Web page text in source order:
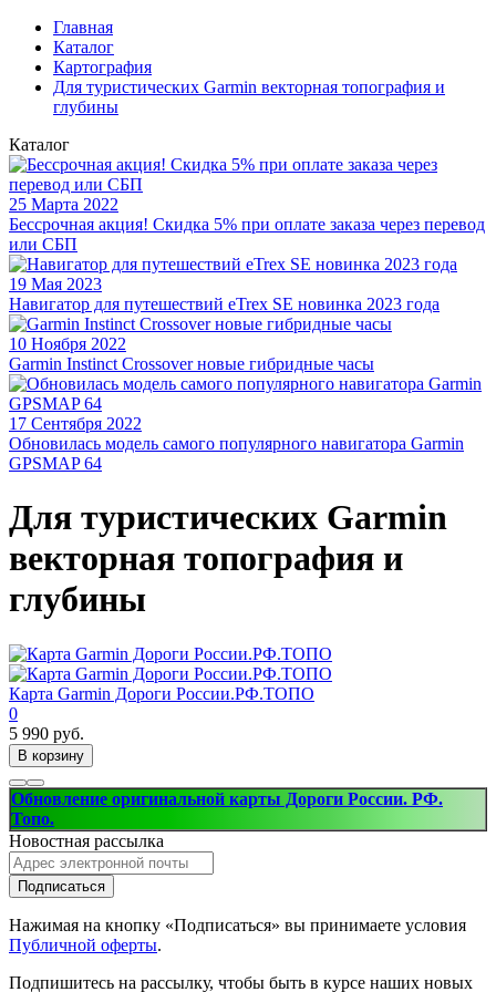
Главная
Каталог
Картография
Для туристических Garmin векторная топография и
глубины
Каталог
25 Марта 2022
Бессрочная акция! Скидка 5% при оплате заказа через перевод
или СБП
19 Мая 2023
Навигатор для путешествий eTrex SE новинка 2023 года
10 Ноября 2022
Garmin Instinct Crossover новые гибридные часы
17 Сентября 2022
Обновилась модель самого популярного навигатора Garmin
GPSMAP 64
Для туристических Garmin
векторная топография и
глубины
Карта Garmin Дороги России.РФ.ТОПО
0
5 990 руб.
В корзину
Обновление оригинальной карты Дороги России. РФ.
Топо.
Новостная рассылка
Подписаться
Нажимая на кнопку «Подписаться» вы принимаете условия
Публичной оферты.
Подпишитесь на рассылку, чтобы быть в курсе наших новых